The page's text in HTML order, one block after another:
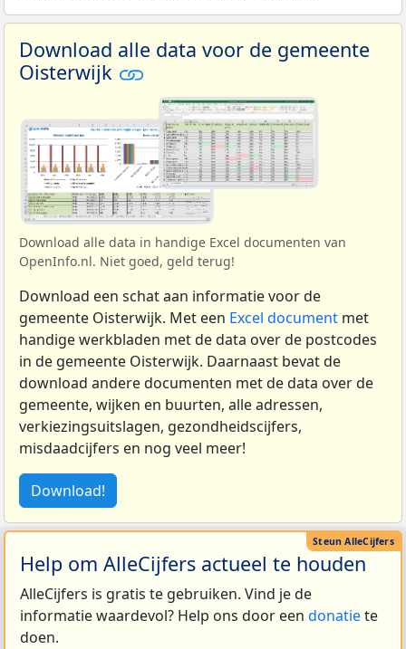
Download alle data voor de gemeente
Oisterwijk
Download alle data in handige Excel documenten van
OpenInfo.nl. Niet goed, geld terug!
Download een schat aan informatie voor de
gemeente Oisterwijk. Met een Excel document met
handige werkbladen met de data over de postcodes
in de gemeente Oisterwijk. Daarnaast bevat de
download andere documenten met de data over de
gemeente, wijken en buurten, alle adressen,
verkiezingsuitslagen, gezondheidscijfers,
misdaadcijfers en nog veel meer!
Download!
Help om AlleCijfers actueel te houden
AlleCijfers is gratis te gebruiken. Vind je de
informatie waardevol? Help ons door een donatiete
doen.